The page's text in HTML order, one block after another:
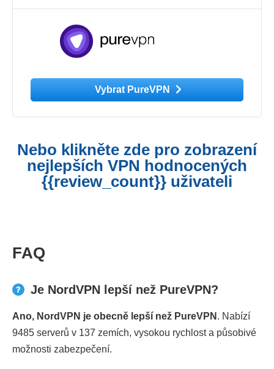
Vybrat PureVPN
Nebo klikněte zde pro zobrazení
nejlepších VPN hodnocených
{{review_count}} uživateli
FAQ
Je NordVPN lepší než PureVPN?
Ano, NordVPN je obecně lepší než PureVPN . Nabízí
9485 serverů v 137 zemích, vysokou rychlost a působivé
možnosti zabezpečení.